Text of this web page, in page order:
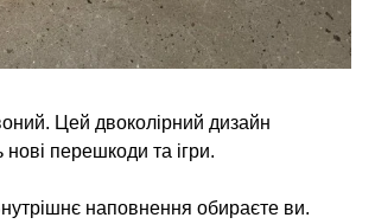
Цей двоколірний дизайн
перешкоди та ігри.
наповнення обираєте ви.